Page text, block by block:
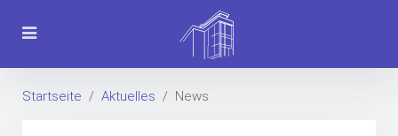
Startseite Aktuelles News